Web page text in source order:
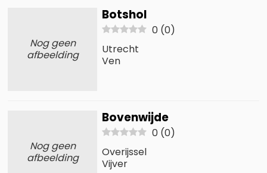
Nog geen
afbeelding
Botshol
0 (0)
Utrecht
Ven
Nog geen
afbeelding
Bovenwijde
0 (0)
Overijssel
Vijver